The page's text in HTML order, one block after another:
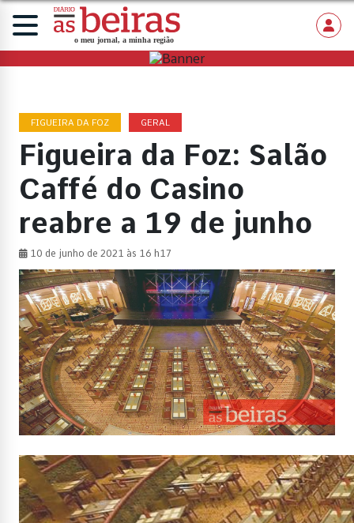
FIGUEIRA DA FOZ GERAL
Figueira da Foz: Salão
Caffé do Casino
reabre a 19 de junho
10 de junho de 2021 às 16 h17